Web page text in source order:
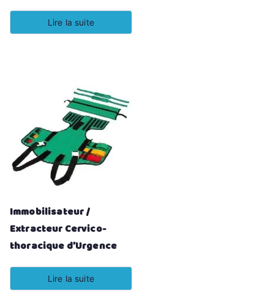
Lire la suite
Immobilisateur /
Extracteur Cervico-
thoracique d’Urgence
Lire la suite